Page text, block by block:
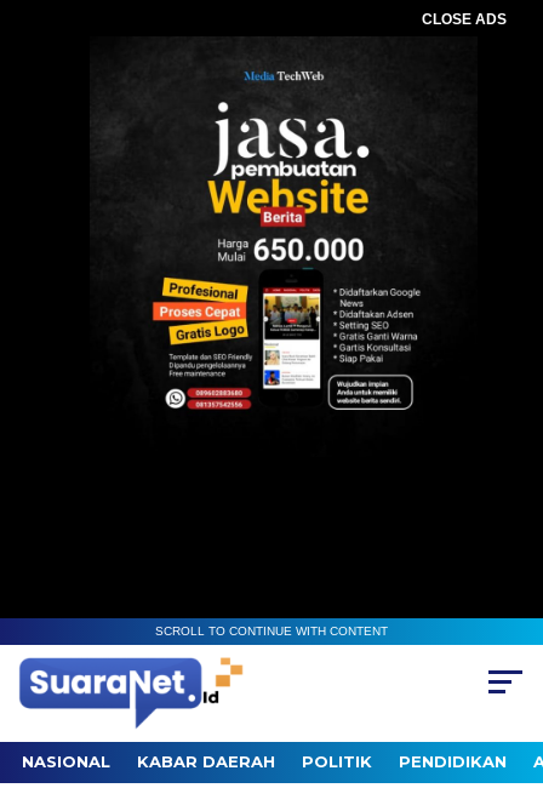
CLOSE ADS
SCROLL TO CONTINUE WITH CONTENT
NASIONAL KABAR DAERAH POLITIK PENDIDIKAN